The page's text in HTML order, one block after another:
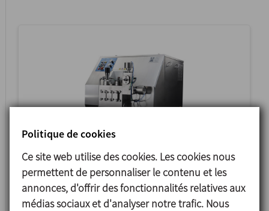
BERTOLI
HIGH PRESSURE HOMOGENISERS
Politique de cookies
Ce site web utilise des cookies. Les cookies nous
permettent de personnaliser le contenu et les
annonces, d'offrir des fonctionnalités relatives aux
médias sociaux et d'analyser notre trafic. Nous